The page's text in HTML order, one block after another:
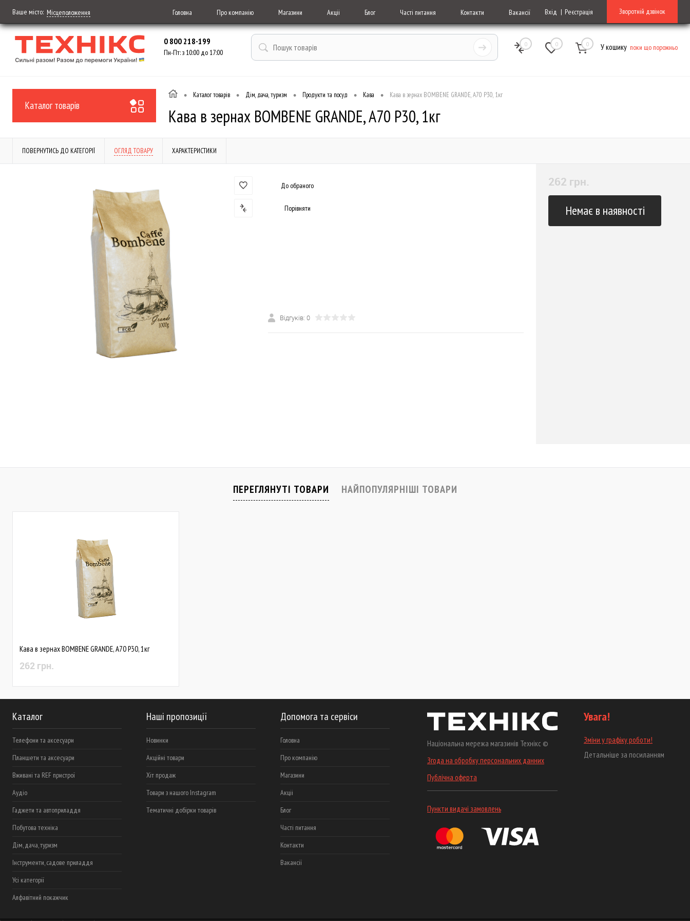
Ваше місто: Місцеположення Головна Про компанію Магазини Акціі Блог Часті питання Контакти Вакансії Вхід Реєстрація Зворотній дзвінок
0 800 218-199
Пн-Пт: з 10:00 до 17:00
0 0 0 У кошику поки що порожньо
Каталог товарів
• Каталог товарів • Дім, дача, туризм • Продукти та посуд • Кава • Кава в зернах BOMBENE GRANDE, А70 Р30, 1кг
Кава в зернах BOMBENE GRANDE, А70 Р30, 1кг
ПОВЕРНУТИСЬ ДО КАТЕГОРІЇ ОГЛЯД ТОВАРУ ХАРАКТЕРИСТИКИ
До обраного
Порівняти
Відгуків: 0
262 грн.
Немає в наявності
ПЕРЕГЛЯНУТІ ТОВАРИ НАЙПОПУЛЯРНІШІ ТОВАРИ
Кава в зернах BOMBENE GRANDE, А70 Р30, 1кг
262 грн.
Каталог
Телефони та аксесуари
Планшети та аксесуари
Вживані та REF пристрої
Аудіо
Гаджети та автоприладдя
Побутова техніка
Дім, дача, туризм
Інструменти, садове приладдя
Усі категорії
Алфавітний покажчик
Наші пропозиції
Новинки
Акційні товари
Хіт продаж
Товари з нашого Instagram
Тематичні добірки товарів
Допомога та сервіси
Головна
Про компанію
Магазини
Акціі
Блог
Часті питання
Контакти
Вакансії
Національна мережа магазинів Технікс ©
Згода на обробку персональних данних
Публічна оферта
Пункти видачі замовлень
Увага!
Зміни у графіку роботи!
Детальніше за посиланням